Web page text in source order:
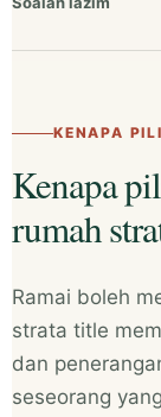
KENAPA
Kenapa
rumah
Ramai boleh
strata title
dan
seseorang